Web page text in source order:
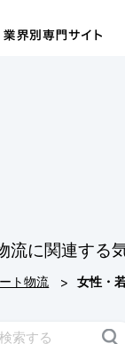
流に関連する
ト物流 > 女性・